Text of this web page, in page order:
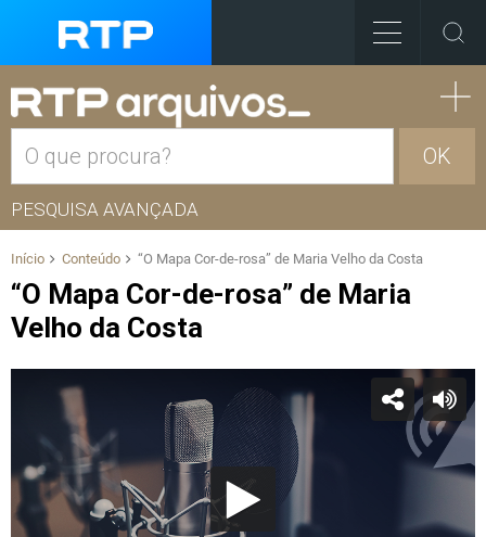
OK
PESQUISA AVANÇADA
Início Conteúdo “O Mapa Cor-de-rosa” de Maria Velho da Costa
“O Mapa Cor-de-rosa” de Maria
Velho da Costa